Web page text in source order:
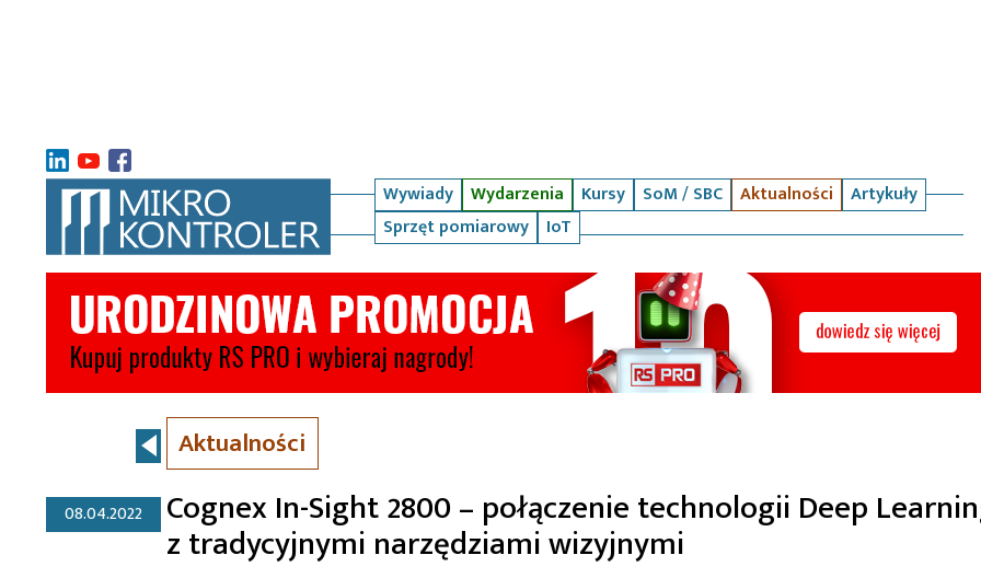
Wywiady Wydarzenia Kursy SoM / SBC Aktualności
Artykuły
Sprzęt pomiarowy
IoT
Aktualności
08.04.2022 Cognex In-Sight 2800 – połączenie technologii Deep
z tradycyjnymi narzędziami wizyjnymi